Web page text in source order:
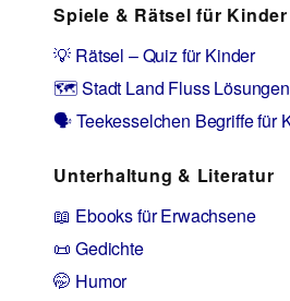
Spiele & Rätsel für Kinder
💡 Rätsel – Quiz für Kinder
🗺️ Stadt Land Fluss Lösungen
🗣️ Teekesselchen Begriffe für
Unterhaltung & Literatur
📖 Ebooks für Erwachsene
📜 Gedichte
🤭 Humor